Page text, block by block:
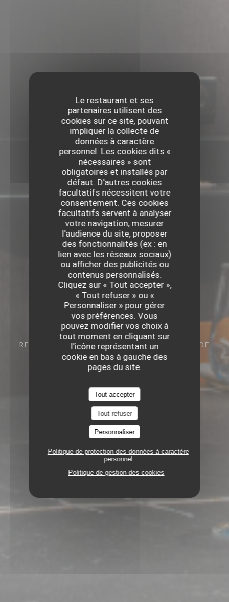
Le restaurant et ses
partenaires utilisent des
cookies sur ce site, pouvant
impliquer la collecte de
données à caractère
personnel. Les cookies dits «
nécessaires » sont
obligatoires et installés par
défaut. D'autres cookies
facultatifs nécessitent votre
consentement. Ces cookies
facultatifs servent à analyser
votre navigation, mesurer
l'audience du site, proposer
des fonctionnalités (ex : en
lien avec les réseaux sociaux)
ou afficher des publicités ou
contenus personnalisés.
Cliquez sur « Tout accepter »,
« Tout refuser » ou «
Personnaliser » pour gérer
vos préférences. Vous
pouvez modifier vos choix à
tout moment en cliquant sur
l'icône représentant un
cookie en bas à gauche des
pages du site.
Tout accepter
Tout refuser
Personnaliser
Politique de protection des données à caractère
personnel
Politique de gestion des cookies
RESTAURANT GASTRONOMIQUE
45 RUE DE
LA MONNAIE 59000 LILLE